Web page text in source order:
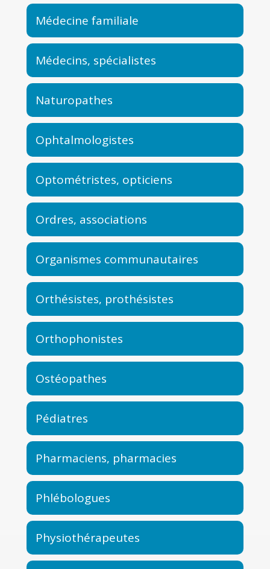
Médecine familiale
Médecins, spécialistes
Naturopathes
Ophtalmologistes
Optométristes, opticiens
Ordres, associations
Organismes communautaires
Orthésistes, prothésistes
Orthophonistes
Ostéopathes
Pédiatres
Pharmaciens, pharmacies
Phlébologues
Physiothérapeutes